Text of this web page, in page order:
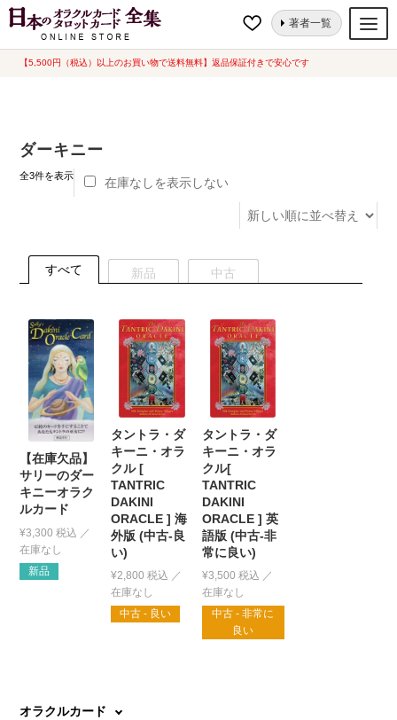
【5,500円（税込）以上のお買い物で送料無料】返品保証付きで安心です
ナ
コ
著者一覧
オラクルカード
ルノルマンカード
トランプ
希少品
書籍
カード関連グッズ
ホーム “ダーキニー”にタグ付けされた商品
ダーキニー
全3件を表示新
在庫なしを表示しない
すべて 新品 中古
【在庫欠品】
サリーのダー
キニーオラク
ルカード
¥3,300 税込
新品
タントラ・ダ
キーニ・オラ
クル [
TANTRIC
DAKINI
ORACLE ] 海
外版 (中古-良
い)
¥2,800 税込
中古 - 良い
タントラ・ダ
キーニ・オラ
クル[
TANTRIC
DAKINI
ORACLE ] 英
語版 (中古-非
常に良い)
¥3,500 税込
中古 - 非常に
良い
オラクルカード